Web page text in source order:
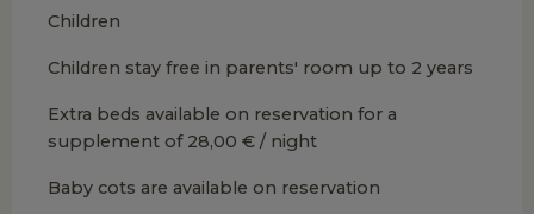
Children
Children stay free in parents' room up to 2 years
Extra beds available on reservation for a
supplement of 28,00 € / night
Baby cots are available on reservation